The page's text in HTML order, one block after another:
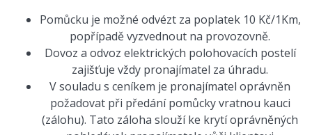
Pomůcku je možné odvézt za poplatek 10 Kč/1Km,
popřípadě vyzvednout na provozovně.
Dovoz a odvoz elektrických polohovacích postelí
zajišťuje vždy pronajímatel za úhradu.
V souladu s ceníkem je pronajímatel oprávněn
požadovat při předání pomůcky vratnou kauci
(zálohu). Tato záloha slouží ke krytí oprávněných